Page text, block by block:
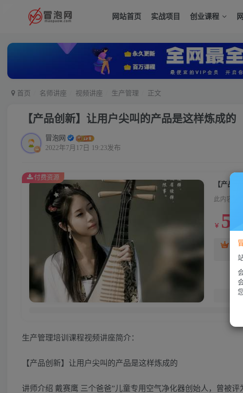
网站首页 实战项目 创业课程
首页 名师讲座 视频讲座 生产管理 正文
【产品创新】让用户尖叫的产品是这样炼成的
冒泡网
2022年7月17日 19:23发布
【产品
此内容为
￥ 5
VIP
付费资源
生产管理培训课程视频讲座简介：
【产品创新】让用户尖叫的产品是这样炼成的
讲师介绍 戴赛鹰 三个爸爸”儿童专用空气净化器创始人，曾被